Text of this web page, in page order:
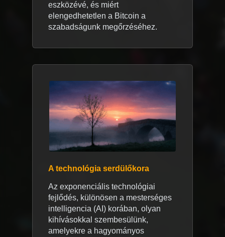
eszközévé, és miért
elengedhetetlen a Bitcoin a
szabadságunk megőrzéséhez.
A technológia serdülőkora
Az exponenciális technológiai
fejlődés, különösen a mesterséges
intelligencia (AI) korában, olyan
kihívásokkal szembesülünk,
amelyekre a hagyományos